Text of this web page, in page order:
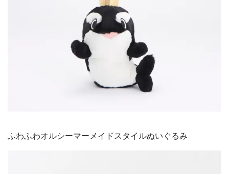
ふわふわオルシーマーメイドスタイルぬいぐるみ